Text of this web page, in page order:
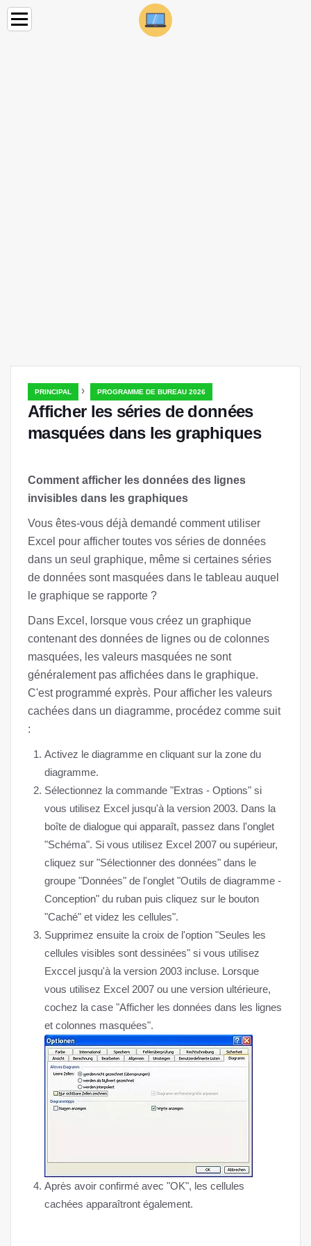
PRINCIPAL › PROGRAMME DE BUREAU 2026
Afficher les séries de données
masquées dans les graphiques
Comment afficher les données des lignes
invisibles dans les graphiques
Vous êtes-vous déjà demandé comment utiliser
Excel pour afficher toutes vos séries de données
dans un seul graphique, même si certaines séries
de données sont masquées dans le tableau auquel
le graphique se rapporte ?
Dans Excel, lorsque vous créez un graphique
contenant des données de lignes ou de colonnes
masquées, les valeurs masquées ne sont
généralement pas affichées dans le graphique.
C'est programmé exprès. Pour afficher les valeurs
cachées dans un diagramme, procédez comme suit
:
Activez le diagramme en cliquant sur la zone du
diagramme.
Sélectionnez la commande "Extras - Options" si
vous utilisez Excel jusqu'à la version 2003. Dans la
boîte de dialogue qui apparaît, passez dans l'onglet
"Schéma". Si vous utilisez Excel 2007 ou supérieur,
cliquez sur "Sélectionner des données" dans le
groupe "Données" de l'onglet "Outils de diagramme -
Conception" du ruban puis cliquez sur le bouton
"Caché" et videz les cellules".
Supprimez ensuite la croix de l'option "Seules les
cellules visibles sont dessinées" si vous utilisez
Exccel jusqu'à la version 2003 incluse. Lorsque
vous utilisez Excel 2007 ou une version ultérieure,
cochez la case "Afficher les données dans les lignes
et colonnes masquées".
Après avoir confirmé avec "OK", les cellules
cachées apparaîtront également.